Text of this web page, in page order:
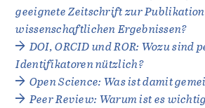
geeignete Zeitschrift zur
wissenschaftlichen Ergebnissen?
DOI, ORCID und ROR: Wozu sind
Identifikatoren nützlich?
Open Science: Was ist damit
Peer Review: Warum ist es